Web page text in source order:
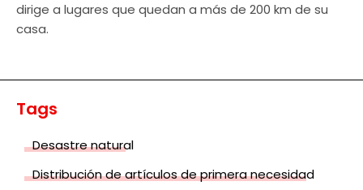
dirige a lugares que quedan a más de 200 km de su
casa.
Tags
Desastre natural
Distribución de artículos de primera necesidad